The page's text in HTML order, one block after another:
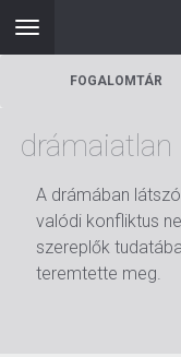
Toggle
navigation
FOGALOMTÁR
drámaiatlan
A drámában
valódi konfliktus
szereplők
teremtette meg.